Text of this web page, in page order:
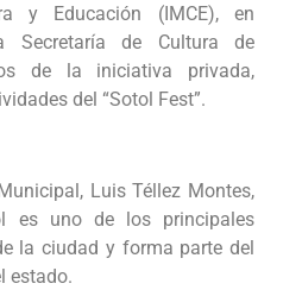
y Educación (IMCE), en
Secretaría de Cultura de
de la iniciativa privada,
del “Sotol Fest”.
Luis Téllez Montes,
es uno de los principales
la ciudad y forma parte del
estado.